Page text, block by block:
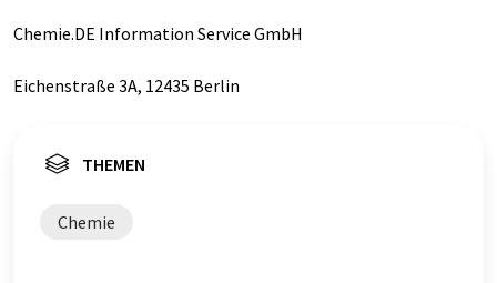
Chemie.DE Information Service GmbH
Eichenstraße 3A, 12435 Berlin
THEMEN
Chemie